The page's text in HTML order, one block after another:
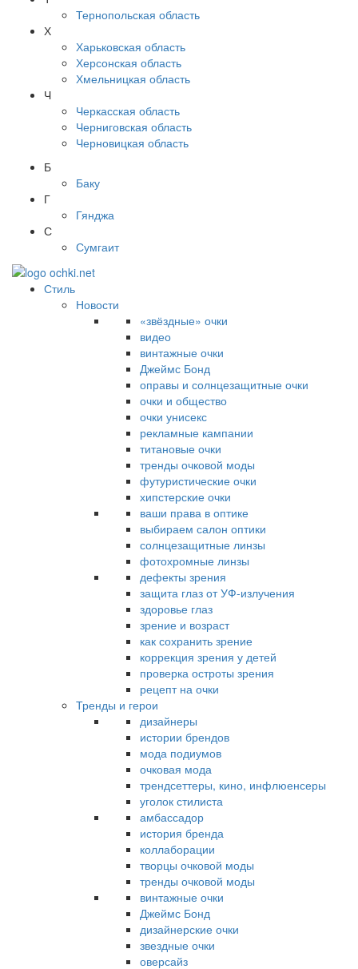
Тернопольская область
Х
Харьковская область
Херсонская область
Хмельницкая область
Ч
Черкасская область
Черниговская область
Черновицкая область
Б
Баку
Г
Гянджа
С
Сумгаит
Стиль
Новости
«звёздные» очки
видео
винтажные очки
Джеймс Бонд
оправы и солнцезащитные очки
очки и общество
очки унисекс
рекламные кампании
титановые очки
тренды очковой моды
футуристические очки
хипстерские очки
ваши права в оптике
выбираем салон оптики
солнцезащитные линзы
фотохромные линзы
дефекты зрения
защита глаз от УФ-излучения
здоровье глаз
зрение и возраст
как сохранить зрение
коррекция зрения у детей
проверка остроты зрения
рецепт на очки
Тренды и герои
дизайнеры
истории брендов
мода подиумов
очковая мода
трендсеттеры, кино, инфлюенсеры
уголок стилиста
амбассадор
история бренда
коллаборации
творцы очковой моды
тренды очковой моды
винтажные очки
Джеймс Бонд
дизайнерские очки
звездные очки
оверсайз